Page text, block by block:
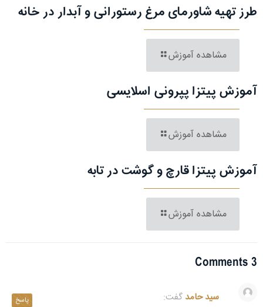
طرز تهیه شاورمای مرغ رستورانی و آبدار در خانه
مشاهده آموزش
آموزش پیتزا پپرونی اسلایسی
مشاهده آموزش
آموزش پیتزا قارچ و گوشت در تابه
مشاهده آموزش
3 Comments
سید حامد گفت: پاسخ